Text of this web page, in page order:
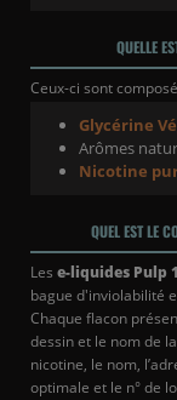
QUELLE
Ceux-ci sont
Glycérine
Arômes
Nicotine
QUEL EST LE
Les e-liquides Pulp
bague d'inviolabilité
Chaque flacon
dessin et le nom de
nicotine, le nom,
optimale et le n° de